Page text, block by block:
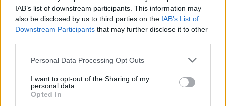
IAB’s list of downstream participants. This information may
also be disclosed by us to third parties on the IAB’s List of
Downstream Participants that may further disclose it to other
Please note that this website/app uses one or more Google
not limited to your visit or usage behaviour. You may click to
grant or deny consent to Google and its third-party tags to
use your data for below specified purposes in below Google
Personal Data Processing Opt Outs
I want to opt-out of the Sharing of my
personal data.
Opted In
Felhasználónév
Jelszó
Elfelejtette jelszavát?
Bejelentkezés
faiskola.hu
Kertészeti, kerti termékek és szolgáltatások térképes